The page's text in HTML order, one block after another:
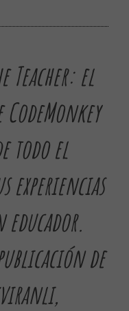
Teacher: el
todo el
experiencias
educador.
de
,